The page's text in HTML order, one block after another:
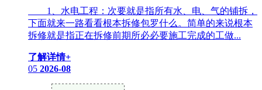
1、水电工程：次要就是指所有水、电、气的铺拆，
下面就来一路看看根本拆修包罗什么。简单的来说根本
拆修就是指正在拆修前期所必必要施工完成的工做...
了解详情+
05 2026-08